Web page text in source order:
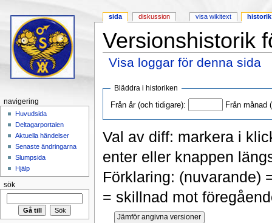
Versionshistorik
Visa loggar för denna sida
Bläddra i historiken
Från år (och tidigare): Från månad
Val av diff: markera i
enter eller knappen
Förklaring: (nuvarande)
= skillnad mot
sida diskussion visa wikitext historik
navigering
Huvudsida
Deltagarportalen
Aktuella händelser
Senaste ändringarna
Slumpsida
Hjälp
sök